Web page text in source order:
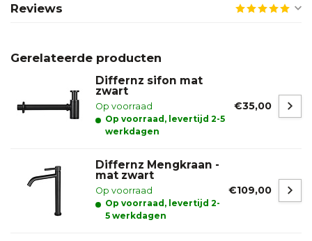
Reviews
Gerelateerde producten
Differnz sifon mat
zwart
Op voorraad
Op voorraad, levertijd 2-5
werkdagen
€35,00
Differnz Mengkraan -
mat zwart
Op voorraad
Op voorraad, levertijd 2-
5 werkdagen
€109,00